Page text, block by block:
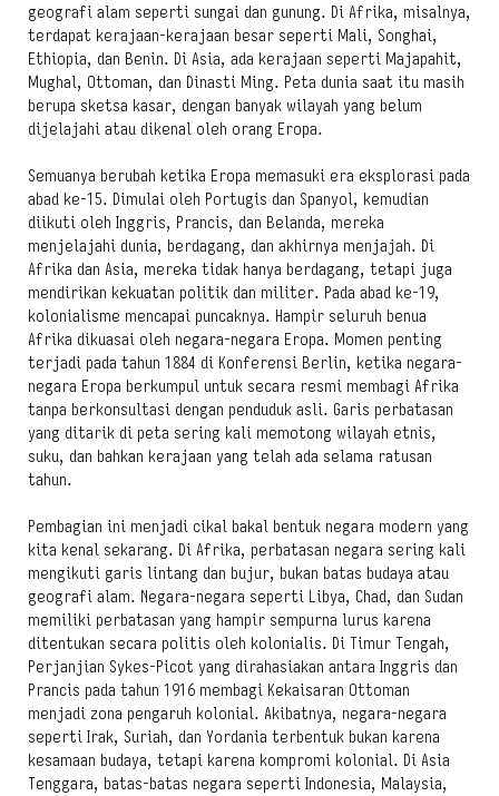
geografi alam seperti sungai dan gunung. Di Afrika, misalnya,
terdapat kerajaan-kerajaan besar seperti Mali, Songhai,
Ethiopia, dan Benin. Di Asia, ada kerajaan seperti Majapahit,
Mughal, Ottoman, dan Dinasti Ming. Peta dunia saat itu masih
berupa sketsa kasar, dengan banyak wilayah yang belum
dijelajahi atau dikenal oleh orang Eropa.
Semuanya berubah ketika Eropa memasuki era eksplorasi pada
abad ke-15. Dimulai oleh Portugis dan Spanyol, kemudian
diikuti oleh Inggris, Prancis, dan Belanda, mereka
menjelajahi dunia, berdagang, dan akhirnya menjajah. Di
Afrika dan Asia, mereka tidak hanya berdagang, tetapi juga
mendirikan kekuatan politik dan militer. Pada abad ke-19,
kolonialisme mencapai puncaknya. Hampir seluruh benua
Afrika dikuasai oleh negara-negara Eropa. Momen penting
terjadi pada tahun 1884 di Konferensi Berlin, ketika negara-
negara Eropa berkumpul untuk secara resmi membagi Afrika
tanpa berkonsultasi dengan penduduk asli. Garis perbatasan
yang ditarik di peta sering kali memotong wilayah etnis,
suku, dan bahkan kerajaan yang telah ada selama ratusan
tahun.
Pembagian ini menjadi cikal bakal bentuk negara modern yang
kita kenal sekarang. Di Afrika, perbatasan negara sering kali
mengikuti garis lintang dan bujur, bukan batas budaya atau
geografi alam. Negara-negara seperti Libya, Chad, dan Sudan
memiliki perbatasan yang hampir sempurna lurus karena
ditentukan secara politis oleh kolonialis. Di Timur Tengah,
Perjanjian Sykes-Picot yang dirahasiakan antara Inggris dan
Prancis pada tahun 1916 membagi Kekaisaran Ottoman
menjadi zona pengaruh kolonial. Akibatnya, negara-negara
seperti Irak, Suriah, dan Yordania terbentuk bukan karena
kesamaan budaya, tetapi karena kompromi kolonial. Di Asia
Tenggara, batas-batas negara seperti Indonesia, Malaysia,